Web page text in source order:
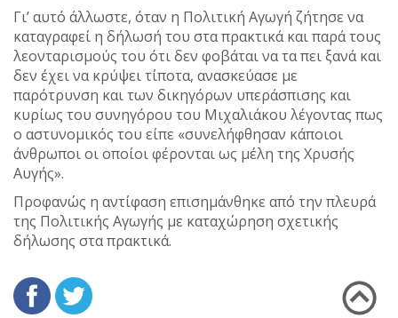
Γι’ αυτό άλλωστε, όταν η Πολιτική Αγωγή ζήτησε να
καταγραφεί η δήλωσή του στα πρακτικά και παρά τους
λεονταρισμούς του ότι δεν φοβάται να τα πει ξανά και
δεν έχει να κρύψει τίποτα, ανασκεύασε με
παρότρυνση και των δικηγόρων υπεράσπισης και
κυρίως του συνηγόρου του Μιχαλιάκου λέγοντας πως
ο αστυνομικός του είπε «συνελήφθησαν κάποιοι
άνθρωποι οι οποίοι φέρονται ως μέλη της Χρυσής
Αυγής».
Προφανώς η αντίφαση επισημάνθηκε από την πλευρά
της Πολιτικής Αγωγής με καταχώρηση σχετικής
δήλωσης στα πρακτικά.